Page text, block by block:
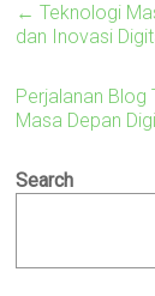
← Teknologi
dan Inovasi
Perjalanan Blog
Masa Depan
Search